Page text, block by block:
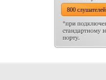
800 слушателей